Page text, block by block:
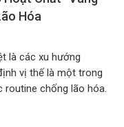
Hóa
là các xu hướng
vị thế là một trong
routine chống lão hóa.